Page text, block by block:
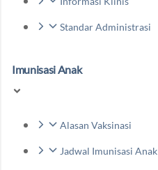
Standar Administrasi
Imunisasi Anak
Alasan Vaksinasi
Jadwal Imunisasi Anak